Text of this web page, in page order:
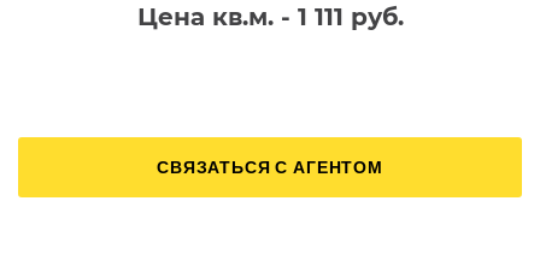
Цена кв.м. - 1 111 руб.
СВЯЗАТЬСЯ С АГЕНТОМ